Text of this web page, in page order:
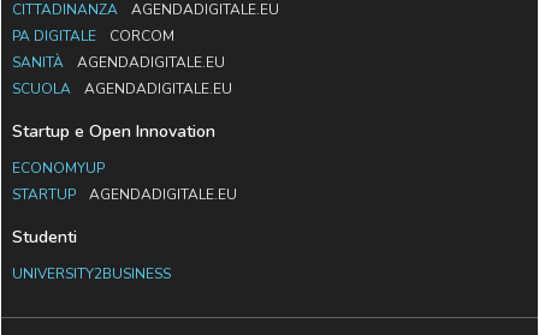
CITTADINANZA
AGENDADIGITALE.EU
PA DIGITALE
CORCOM
SANITÀ
AGENDADIGITALE.EU
SCUOLA
AGENDADIGITALE.EU
Startup e Open Innovation
ECONOMYUP
STARTUP
AGENDADIGITALE.EU
Studenti
UNIVERSITY2BUSINESS